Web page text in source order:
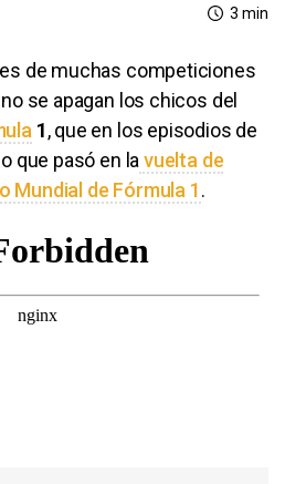
3 min
de muchas competiciones
se apagan los chicos del
1, que en los episodios de
que pasó en la vuelta de
Mundial de Fórmula 1.